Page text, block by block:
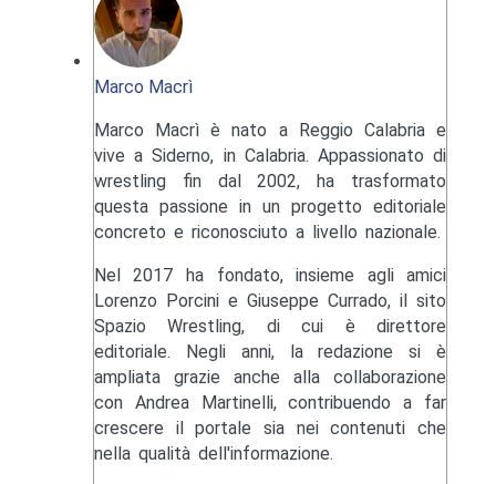
Marco Macrì
Marco Macrì è nato a Reggio Calabria e
vive a Siderno, in Calabria. Appassionato di
wrestling fin dal 2002, ha trasformato
questa passione in un progetto editoriale
concreto e riconosciuto a livello nazionale.
Nel 2017 ha fondato, insieme agli amici
Lorenzo Porcini e Giuseppe Currado, il sito
Spazio Wrestling, di cui è direttore
editoriale. Negli anni, la redazione si è
ampliata grazie anche alla collaborazione
con Andrea Martinelli, contribuendo a far
crescere il portale sia nei contenuti che
nella qualità dell'informazione.